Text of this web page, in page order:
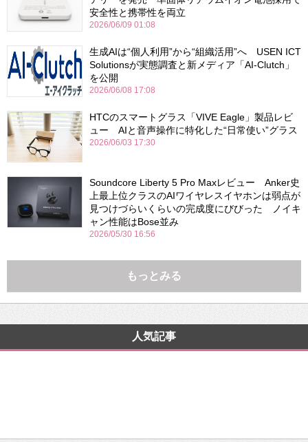
安全性と携帯性を両立
2026/06/09 01:08
生成AIは“個人利用”から“組織活用”へ USEN ICT
Solutionsが実態調査と新メディア「AI-Clutch」
を公開
2026/06/08 17:08
HTCのスマートグラス「VIVE Eagle」製品レビ
ュー AIと音声操作に特化した“日常使い”グラス
2026/06/03 17:30
Soundcore Liberty 5 Pro Maxレビュー Anker史
上最上位クラスのAIワイヤレスイヤホンは弱点が
見つけづらいくらいの完成度にびびった ノイキ
ャン性能はBose並み
2026/05/30 16:56
もっとみる
人気記事